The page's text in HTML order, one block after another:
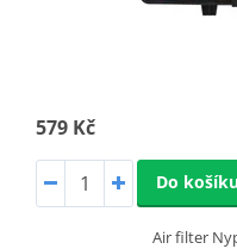
579 Kč
Do
Air filter